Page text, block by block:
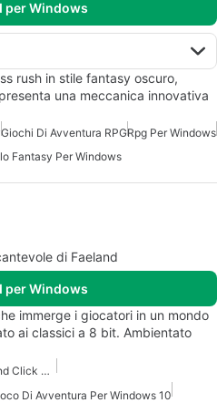
per Windows
rush in stile fantasy oscuro,
una meccanica innovativa
Giochi Di Avventura RPGRpg Per Windows
Fantasy Per Windows
di Faeland
per Windows
immerge i giocatori in un mondo
ai classici a 8 bit. Ambientato
Giochi Di Avventura Point And Click Per Windows
Di Avventura Per Windows 10